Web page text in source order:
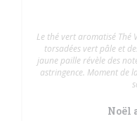
Le thé vert aromatisé Thé
torsadées vert pâle et
jaune paille révèle des
astringence. Moment de
Noël